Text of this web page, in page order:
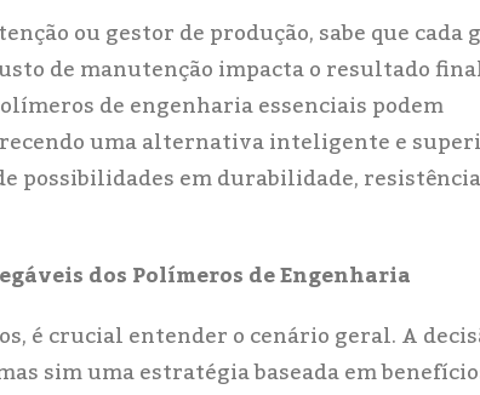
ou gestor de produção, sabe que cada
de manutenção impacta o resultado
de engenharia essenciais podem
uma alternativa inteligente e
possibilidades em durabilidade,
dos Polímeros de Engenharia
é crucial entender o cenário geral. A
sim uma estratégia baseada em